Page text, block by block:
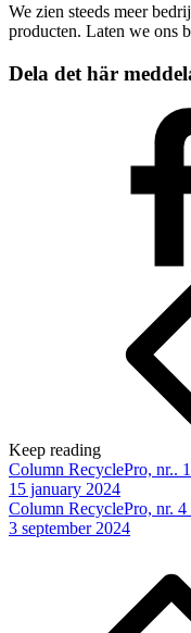
We zien steeds meer
producten. Laten we ons
Dela det här
Keep reading
Column RecyclePro, nr..
15 january 2024
Column RecyclePro, nr. 4
3 september 2024